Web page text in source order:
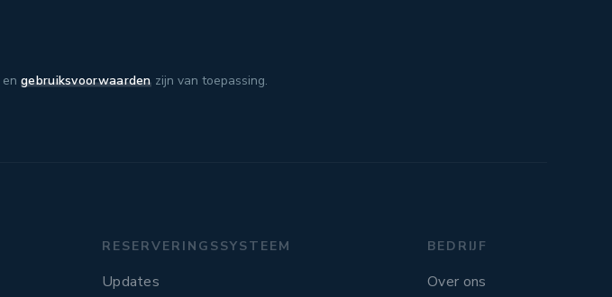
engebruiksvoorwaardenzijn van toepassing.
RESERVERINGSSYSTEEM
Updates
BEDRIJF
Over ons